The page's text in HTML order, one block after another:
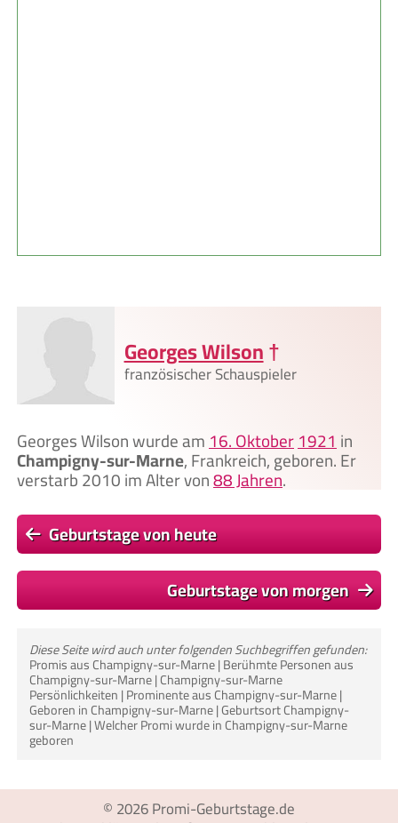
Georges Wilson†
französischer Schauspieler
Georges Wilson wurde am16. Oktober1921in
Champigny-sur-Marne, Frankreich, geboren. Er
verstarb 2010 im Alter von88 Jahren.
Geburtstage von heute
Geburtstage von morgen
Diese Seite wird auch unter folgenden Suchbegriffen gefunden:
Promis aus Champigny-sur-Marne | Berühmte Personen aus
Champigny-sur-Marne | Champigny-sur-Marne
Persönlichkeiten | Prominente aus Champigny-sur-Marne |
Geboren in Champigny-sur-Marne | Geburtsort Champigny-
sur-Marne | Welcher Promi wurde in Champigny-sur-Marne
geboren
© 2026Promi-Geburtstage.de